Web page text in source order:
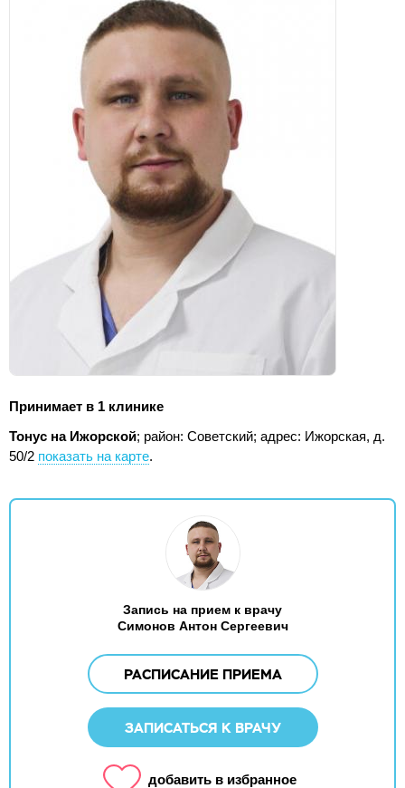
Принимает в 1 клинике
Тонус на Ижорской; район: Советский; адрес: Ижорская, д.
50/2 показать на карте.
Запись на прием к врачу
Симонов Антон Сергеевич
РАСПИСАНИЕ ПРИЕМА
ЗАПИСАТЬСЯ К ВРАЧУ
добавить в избранное